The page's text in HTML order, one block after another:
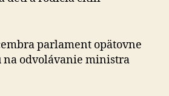
parlament opätovne
na odvolávanie ministra